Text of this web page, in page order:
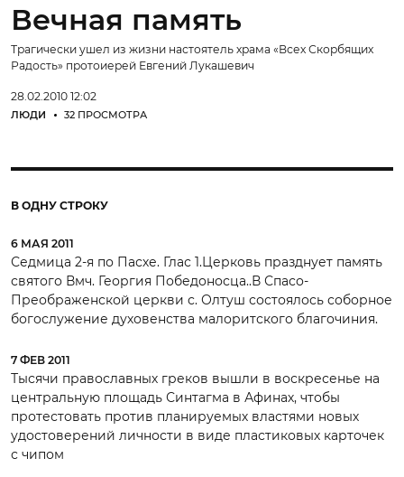
Вечная память
Трагически ушел из жизни настоятель храма «Всех Скорбящих
Радость» протоиерей Евгений Лукашевич
28.02.2010 12:02
ЛЮДИ 32 ПРОСМОТРА
В ОДНУ СТРОКУ
6 МАЯ 2011
Седмица 2-я по Пасхе. Глас 1.Церковь празднует память
святого Вмч. Георгия Победоносца..В Спасо-
Преображенской церкви с. Олтуш состоялось соборное
богослужение духовенства малоритского благочиния.
7 ФЕВ 2011
Тысячи православных греков вышли в воскресенье на
центральную площадь Синтагма в Афинах, чтобы
протестовать против планируемых властями новых
удостоверений личности в виде пластиковых карточек
с чипом